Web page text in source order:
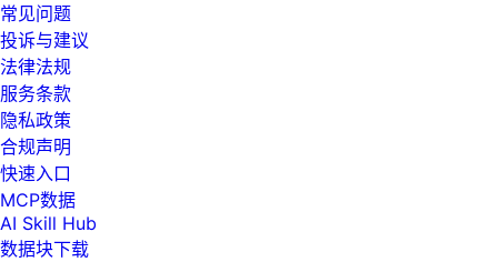
常见问题
投诉与建议
法律法规
服务条款
隐私政策
合规声明
快速入口
MCP数据
AI Skill Hub
数据块下载